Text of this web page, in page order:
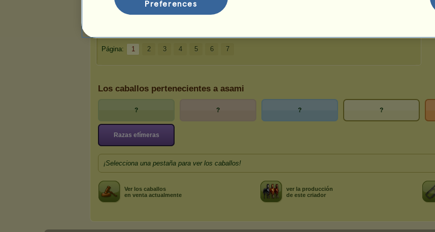
Página: 1 2 3 4 5 6 7
Los caballos pertenecientes a asami
? ? ? ?
Razas efímeras
¡Selecciona una pestaña para ver los caballos!
Ver los caballos
en venta actualmente
ver la producción
de este criador
Preferences